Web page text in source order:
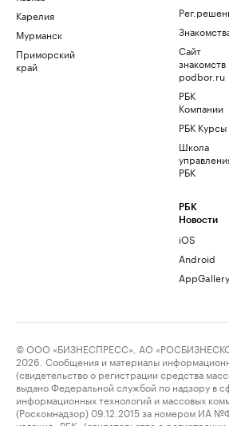
Карелия
Мурманск
Приморский
край
Сайт
знакомств
podbor.ru
РБК
Компании
РБК Курсы
Школа
РБК
РБК
Новости
iOS
Android
AppGallery
© ООО «БИЗНЕСПРЕСС», АО
2026. Сообщения и материалы
(свидетельство о регистрации средства
выдано Федеральной службой по надзору в
информационных технологий и массовых
(Роскомнадзор) 09.12.2015 за номером ИА